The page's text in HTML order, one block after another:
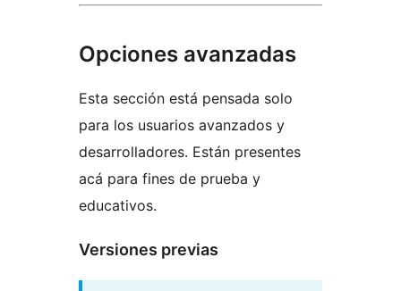
Opciones avanzadas
Esta sección está pensada solo
para los usuarios avanzados y
desarrolladores. Están presentes
acá para fines de prueba y
educativos.
Versiones previas